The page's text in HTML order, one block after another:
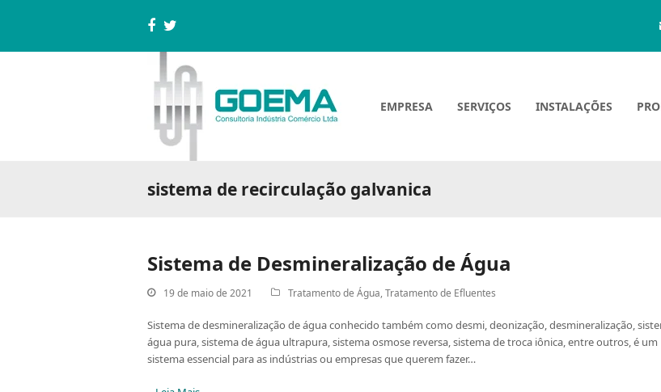
Facebook
Twitter
EMPRESA SERVIÇOS INSTALAÇÕES
sistema de recirculação galvanica
Sistema de Desmineralização de Água
19 de maio de 2021 Tratamento de Água,Tratamento de Efluentes
Sistema de desmineralização de água conhecido também como desmi, deonização, desmineralização,
água pura, sistema de água ultrapura, sistema osmose reversa, sistema de troca iônica, entre outros, é um
sistema essencial para as indústrias ou empresas que querem fazer…